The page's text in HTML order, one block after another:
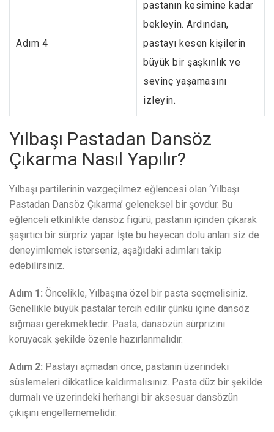
Adım 4
pastanın kesimine kadar
bekleyin. Ardından,
pastayı kesen kişilerin
büyük bir şaşkınlık ve
sevinç yaşamasını
izleyin.
Yılbaşı Pastadan Dansöz
Çıkarma Nasıl Yapılır?
Yılbaşı partilerinin vazgeçilmez eğlencesi olan ‘Yılbaşı
Pastadan Dansöz Çıkarma’ geleneksel bir şovdur. Bu
eğlenceli etkinlikte dansöz figürü, pastanın içinden çıkarak
şaşırtıcı bir sürpriz yapar. İşte bu heyecan dolu anları siz de
deneyimlemek isterseniz, aşağıdaki adımları takip
edebilirsiniz.
Adım 1: Öncelikle, Yılbaşına özel bir pasta seçmelisiniz.
Genellikle büyük pastalar tercih edilir çünkü içine dansöz
sığması gerekmektedir. Pasta, dansözün sürprizini
koruyacak şekilde özenle hazırlanmalıdır.
Adım 2: Pastayı açmadan önce, pastanın üzerindeki
süslemeleri dikkatlice kaldırmalısınız. Pasta düz bir şekilde
durmalı ve üzerindeki herhangi bir aksesuar dansözün
çıkışını engellememelidir.